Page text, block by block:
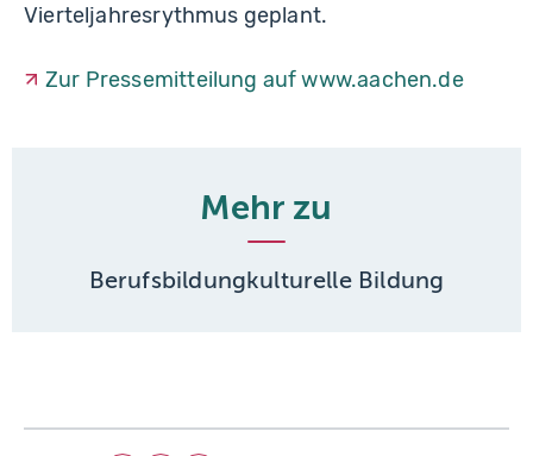
Vierteljahresrythmus geplant.
Zur Pressemitteilung auf www.aachen.de
Mehr zu
Berufsbildungkulturelle Bildung